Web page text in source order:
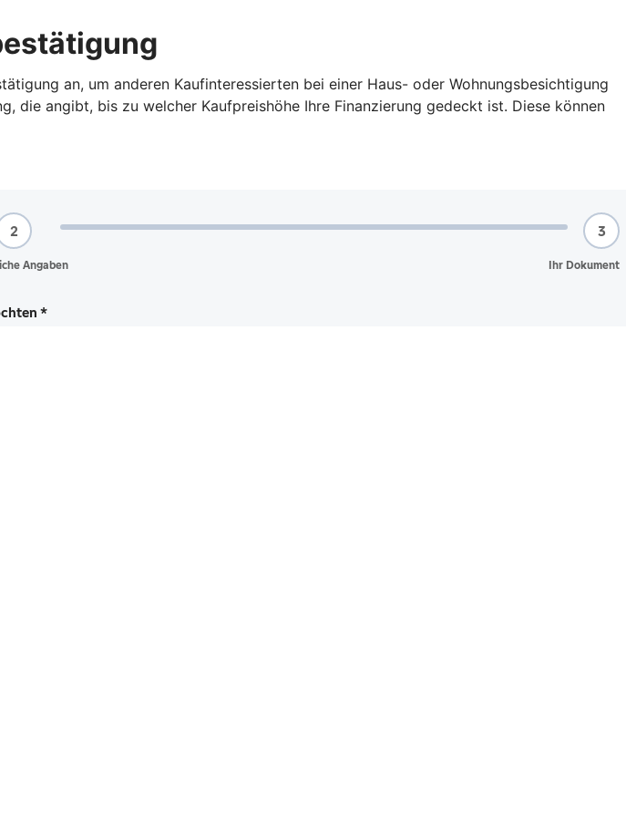
an, um anderen Kaufinteressierten bei einer Haus- oder Wohnungsbesichtigung
die angibt, bis zu welcher Kaufpreishöhe Ihre Finanzierung gedeckt ist. Diese können